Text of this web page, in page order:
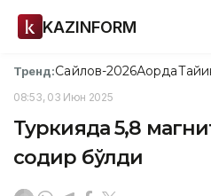
KAZINFORM
Тренд:Сайлов-2026Ақорда
08:53, 03 Июн 2025
Туркияда 5,8
содир бўлди